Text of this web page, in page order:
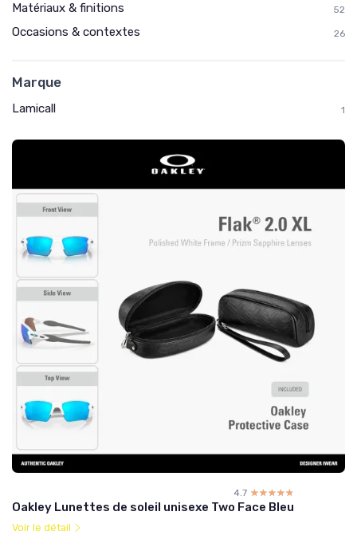
Matériaux & finitions 52
Occasions & contextes 26
Marque
Lamicall 1
4.7 ☆☆☆☆☆
★★★★★
Oakley Lunettes de soleil unisexe Two Face Bleu
Voir le détail